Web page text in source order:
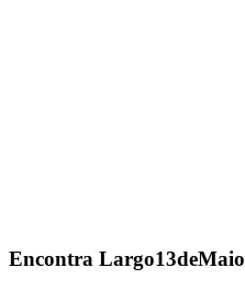
Encontra Largo13deMaio